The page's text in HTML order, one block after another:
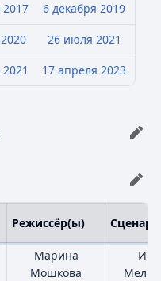
2017 6 декабря 2019
2020 26 июля 2021
2021 17 апреля 2023
Режиссёр(ы)
Марина
Мошкова